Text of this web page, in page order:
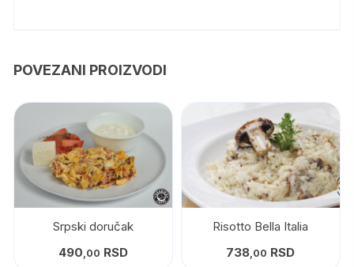
POVEZANI PROIZVODI
Srpski doručak
490 ,00 RSD
Risotto Bella Italia
738 ,00 RSD